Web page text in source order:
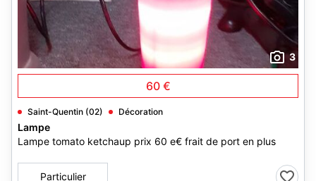
3
60 €
Saint-Quentin (02) Décoration
Lampe
Lampe tomato ketchaup prix 60 e€ frait de port en plus
Particulier